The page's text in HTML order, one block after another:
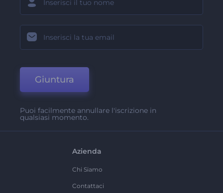
Giuntura
Puoi facilmente annullare l'iscrizione in
qualsiasi momento.
Azienda
Chi Siamo
Contattaci